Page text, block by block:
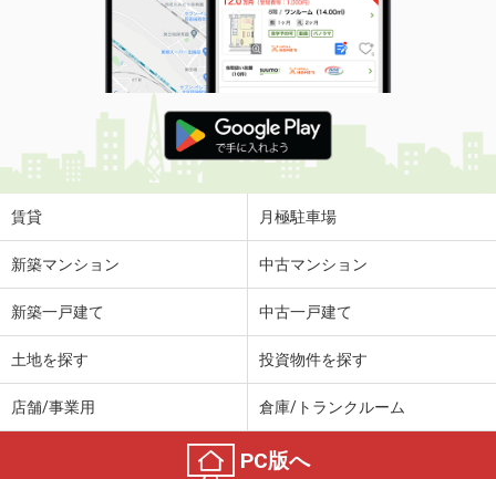
賃貸 月極駐車場
新築マンション 中古マンション
新築一戸建て 中古一戸建て
土地を探す 投資物件を探す
店舗/事業用 倉庫/トランクルーム
PC版へ